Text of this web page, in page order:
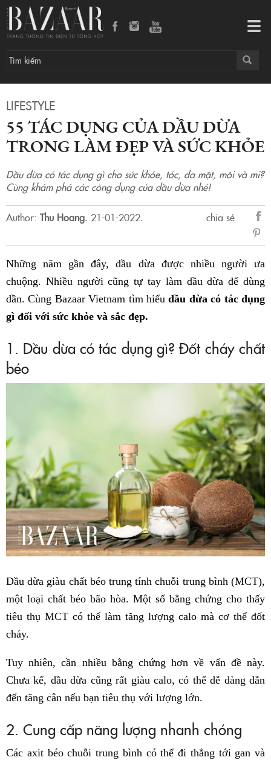
LIFESTYLE
55 TÁC DỤNG CỦA DẦU DỪA
TRONG LÀM ĐẸP VÀ SỨC KHỎE
Dầu dừa có tác dụng gì cho sức khỏe, tóc, da mặt, môi và mi?
Cùng khám phá các công dụng của dầu dừa nhé!
Author: Thu Hoang. 21-01-2022.
chia sẻ
sẻ
Những năm gần đây, dầu dừa được nhiều người ưa
chuộng. Nhiều người cũng tự tay làm dầu dừa để dùng
dần. Cùng Bazaar Vietnam tìm hiểudầu dừa có tác dụng
gì đối với sức khỏe và sắc đẹp.
1. Dầu dừa có tác dụng gì? Đốt cháy chất
béo
Dầu dừa giàu chất béo trung tính chuỗi trung bình (MCT),
một loại chất béo bão hòa. Một số bằng chứng cho thấy
tiêu thụ MCT có thể làm tăng lượng calo mà cơ thể đốt
cháy.
Tuy nhiên, cần nhiều bằng chứng hơn về vấn đề này.
Chưa kể, dầu dừa cũng rất giàu calo, có thể dễ dàng dẫn
đến tăng cân nếu bạn tiêu thụ với lượng lớn.
2. Cung cấp năng lượng nhanh chóng
Các axit béo chuỗi trung bình có thể đi thẳng tới gan và